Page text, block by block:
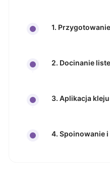
1.
2. Docinanie
3. Aplikacja
4. Spoinowanie